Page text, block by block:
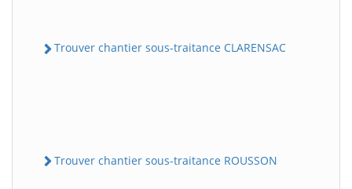
Trouver chantier sous-traitance CLARENSAC
Trouver chantier sous-traitance ROUSSON